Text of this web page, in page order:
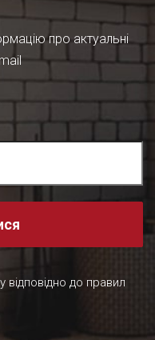
про актуальні
до правил